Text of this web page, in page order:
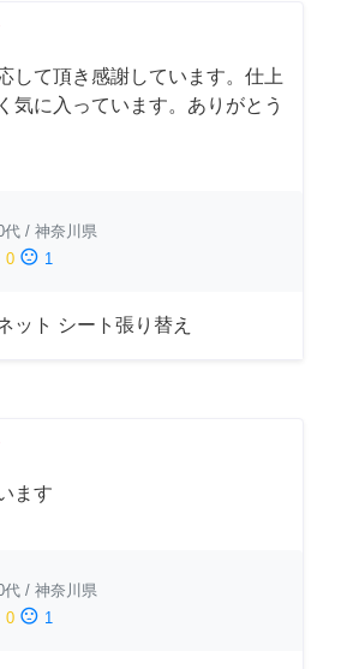
して頂き感謝しています。仕上
気に入っています。ありがとう
代 / 神奈川県
0 sentiment_dissatisfied 1
ット シート張り替え
ます
代 / 神奈川県
0 sentiment_dissatisfied 1